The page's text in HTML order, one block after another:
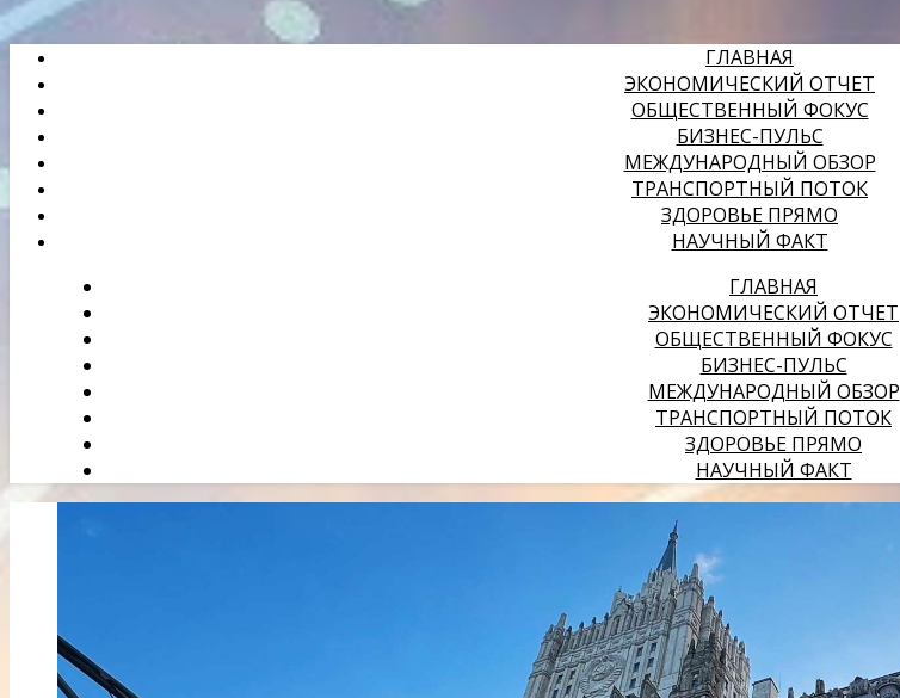
ГЛАВНАЯ
ЭКОНОМИЧЕСКИЙ ОТЧЕТ
ОБЩЕСТВЕННЫЙ ФОКУС
БИЗНЕС-ПУЛЬС
МЕЖДУНАРОДНЫЙ ОБЗОР
ТРАНСПОРТНЫЙ ПОТОК
ЗДОРОВЬЕ ПРЯМО
НАУЧНЫЙ ФАКТ
ГЛАВНАЯ
ЭКОНОМИЧЕСКИЙ ОТЧЕТ
ОБЩЕСТВЕННЫЙ ФОКУС
БИЗНЕС-ПУЛЬС
МЕЖДУНАРОДНЫЙ ОБЗОР
ТРАНСПОРТНЫЙ ПОТОК
ЗДОРОВЬЕ ПРЯМО
НАУЧНЫЙ ФАКТ